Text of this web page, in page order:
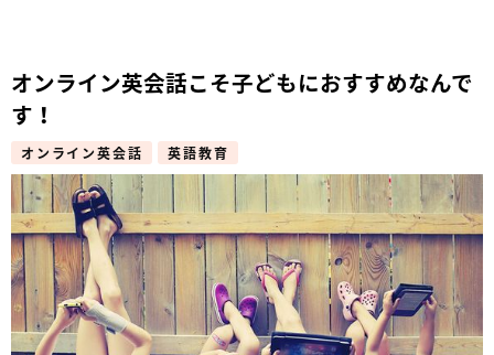
オンライン英会話こそ子どもにおすすめなんで
す！
オンライン英会話 英語教育